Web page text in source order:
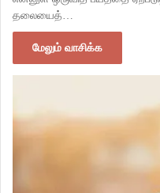
தலையைத்…
மேலும் வாசிக்க